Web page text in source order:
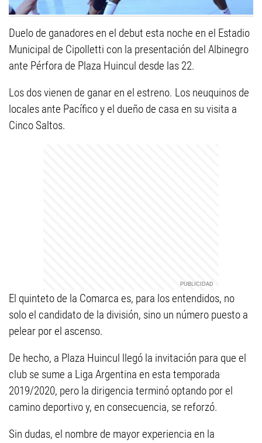
Duelo de ganadores en el debut esta noche en el Estadio
Municipal de Cipolletti con la presentación del Albinegro
ante Pérfora de Plaza Huincul desde las 22.
Los dos vienen de ganar en el estreno. Los neuquinos de
locales ante Pacífico y el dueño de casa en su visita a
Cinco Saltos.
El quinteto de la Comarca es, para los entendidos, no
solo el candidato de la división, sino un número puesto a
pelear por el ascenso.
De hecho, a Plaza Huincul llegó la invitación para que el
club se sume a Liga Argentina en esta temporada
2019/2020, pero la dirigencia terminó optando por el
camino deportivo y, en consecuencia, se reforzó.
Sin dudas, el nombre de mayor experiencia en la